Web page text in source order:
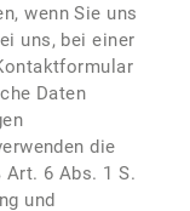
wenn Sie uns
uns, bei einer
Daten
die
6 Abs. 1 S.
und